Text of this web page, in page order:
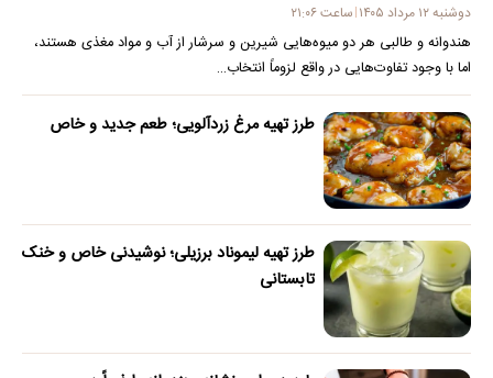
دوشنبه ۱۲ مرداد ۱۴۰۵ ساعت ۲۱:۰۶
هندوانه و طالبی هر دو میوه‌هایی شیرین و سرشار از آب و مواد مغذی هستند،
اما با وجود تفاوت‌هایی در واقع لزوماً انتخاب…
طرز تهیه مرغ زردآلویی؛ طعم جدید و خاص
طرز تهیه لیموناد برزیلی؛ نوشیدنی خاص و خنک
تابستانی